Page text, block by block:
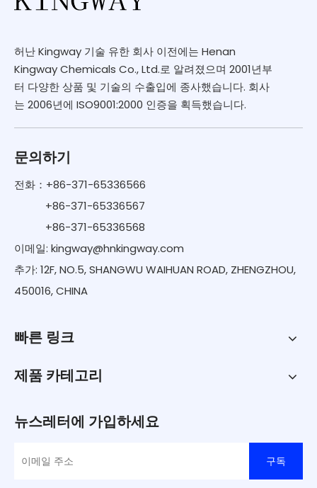
허난 Kingway 기술 유한 회사 이전에는 Henan
Kingway Chemicals Co., Ltd.로 알려졌으며 2001년부
터 다양한 상품 및 기술의 수출입에 종사했습니다. 회사
는 2006년에 ISO9001:2000 인증을 획득했습니다.
문의하기
전화：+86-371-65336566
+86-371-65336567
+86-371-65336568
이메일: kingway@hnkingway.com
추가: 12F, NO.5, SHANGWU WAIHUAN ROAD, ZHENGZHOU,
450016, CHINA
빠른 링크
제품 카테고리
뉴스레터에 가입하세요
구독